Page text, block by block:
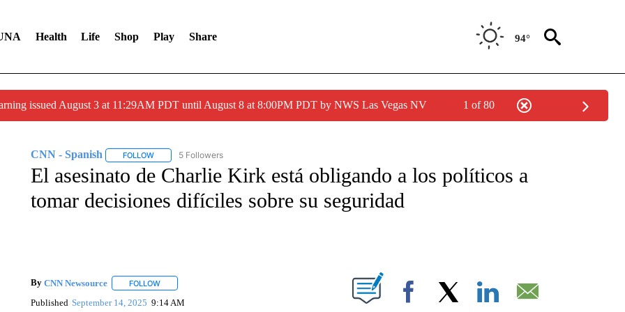
Health Life Shop Play Share 94°
issued August 3 at 11:29AM PDT until August 8 at 8:00PM PDT by NWS Las Vegas NV 1 of 80
CNN - Spanish FOLLOWFOLLOW "CNN - SPANISH" TO RECEIVE NOTIFICATIONS ABOUT NEW PAGES ON "CNN - SPANISH".
5 Followers
El asesinato de Charlie Kirk está obligando a los políticos a
tomar decisiones difíciles sobre su seguridad
By CNN Newsource FOLLOWFOLLOW "" TO RECEIVE NOTIFICATIONS ABOUT NEW PAGES ON "".
Published September 14, 2025 9:14 AM Facebook